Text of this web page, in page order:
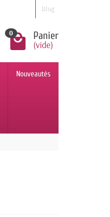
Blog
0 Panier
(vide)
Nouveautés